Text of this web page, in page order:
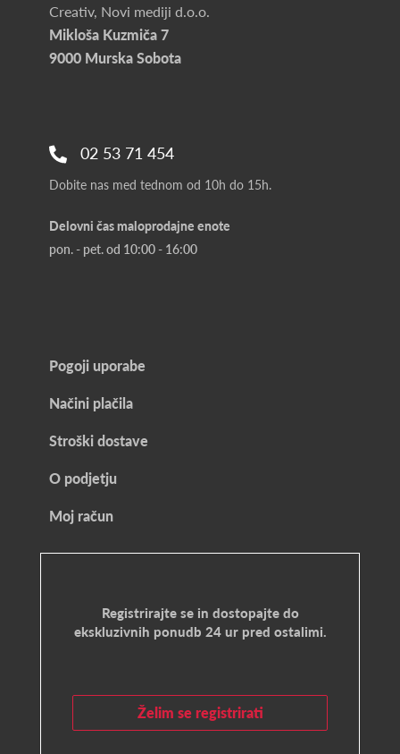
Creativ, Novi mediji d.o.o.
Mikloša Kuzmiča 7
9000 Murska Sobota
02 53 71 454
Dobite nas med tednom od 10h do 15h.
Delovni čas maloprodajne enote
pon. - pet. od 10:00 - 16:00
Pogoji uporabe
Načini plačila
Stroški dostave
O podjetju
Moj račun
Registrirajte se in dostopajte do
ekskluzivnih ponudb 24 ur pred ostalimi.
Želim se registrirati